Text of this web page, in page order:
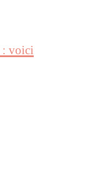
: voici